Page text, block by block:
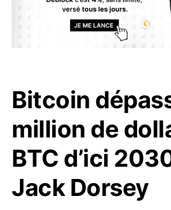
Bitcoin
million de
BTC d’ici
Jack Dorsey